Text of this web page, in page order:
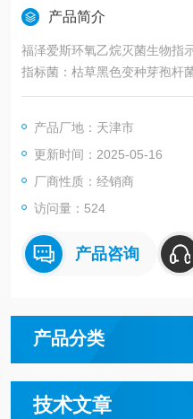
产品简介
福泽爱斯环氧乙烷灭菌生物指
指标菌：枯草黑色变种芽孢杆
含菌量：1x106以上
证。
环氧乙烷灭菌生物指示剂里面
后组成的自含式指示剂。
产品厂地：天津市
更新时间：2025-05-16
厂商性质：经销商
访问量：524
产品咨询
产品分类
技术文章